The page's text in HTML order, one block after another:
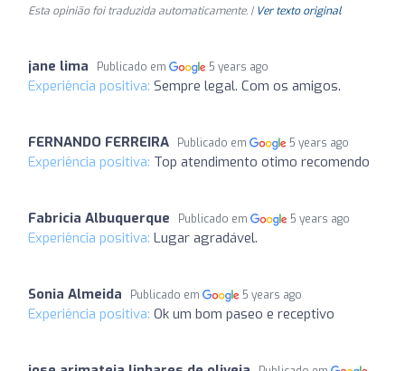
Esta opinião foi traduzida automaticamente. | Ver texto original
jane lima Publicado em 5 years ago
Experiência positiva: Sempre legal. Com os amigos.
FERNANDO FERREIRA Publicado em 5 years ago
Experiência positiva: Top atendimento otimo recomendo
Fabricia Albuquerque Publicado em 5 years ago
Experiência positiva: Lugar agradável.
Sonia Almeida Publicado em 5 years ago
Experiência positiva: Ok um bom paseo e receptivo